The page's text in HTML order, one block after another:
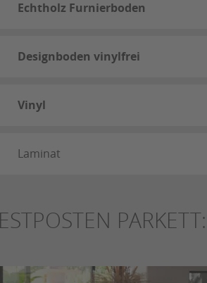
Echtholz Furnierboden
Designboden vinylfrei
Vinyl
Laminat
PARKETT: